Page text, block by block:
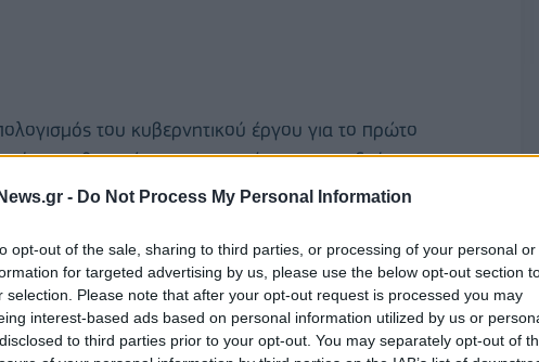
- Do Not Process My Personal Information
opt-out of the sale, sharing to third parties, or processing of your personal or
for targeted advertising by us, please use the below opt-out section
selection. Please note that after your opt-out request is processed you may
interest-based ads based on personal information utilized by us or
to third parties prior to your opt-out. You may separately opt-out of
του κυβερνητικού έργου για το πρώτο
των βασικών προτεραιοτήτων για το δεύτερο
ο αντιπρόεδρος της κυβέρνησης και
με τον υπουργό Επικρατείας Άκη Σκέρτσο.
πορεία υλοποίησης του Ταμείου Ανάκαμψης και
το υπουργικό συμβούλιο ο αναπληρωτής υπουργός